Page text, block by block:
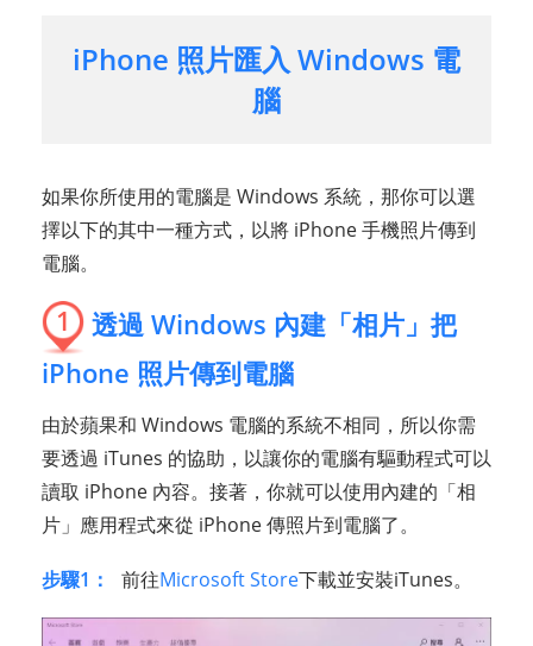
iPhone 照片匯入 Windows 電
腦
如果你所使用的電腦是 Windows 系統，那你可以選
擇以下的其中一種方式，以將 iPhone 手機照片傳到
電腦。
1 透過 Windows 內建「相片」把
iPhone 照片傳到電腦
由於蘋果和 Windows 電腦的系統不相同，所以你需
要透過 iTunes 的協助，以讓你的電腦有驅動程式可以
讀取 iPhone 內容。接著，你就可以使用內建的「相
片」應用程式來從 iPhone 傳照片到電腦了。
步驟1： 前往Microsoft Store下載並安裝iTunes。